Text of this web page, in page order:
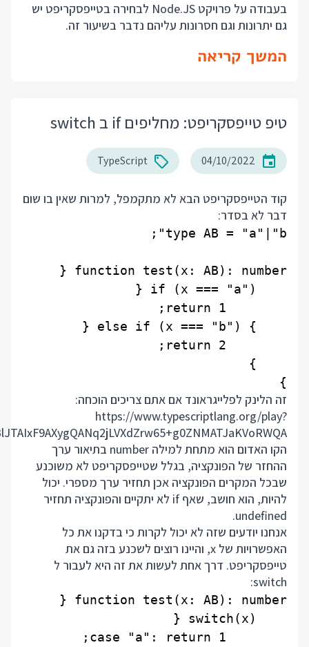
בעבודה על פרויקט Node.JS לבחירה בטייפסקריפט יש
גם יתרונות וגם חסרונות עליהם נדבר בשיעור זה.
המשך קריאה
טיפ טייפסקריפט: מחליפים if ב switch
04/10/2022
TypeScript
קוד הטייפסקריפט הבא לא מתקמפל, למרות שאין בו שום
דבר לא בסדר:
}
זה הלינק לפלייגראונד אם אתם צריכים הוכחה:
https://www.typescriptlang.org/play?
הקו האדום הוא מתחת למילה number בתיאור ערך
ההחזר של הפונקציה, בגלל שטייפסקריפט לא משוכנע
שבכל המקרים הפונקציה אכן תחזיר ערך מספרי. יכול
להיות, הוא חושב, שאף if לא יתקיים והפונקציה תחזיר
undefined.
אנחנו יודעים שזה לא יכול לקרות כי בדקנו את כל
האפשרויות של x, והיינו רוצים לשכנע בזה גם את
טייפסקריפט. דרך אחת לעשות את זה היא לעבור ל
switch: